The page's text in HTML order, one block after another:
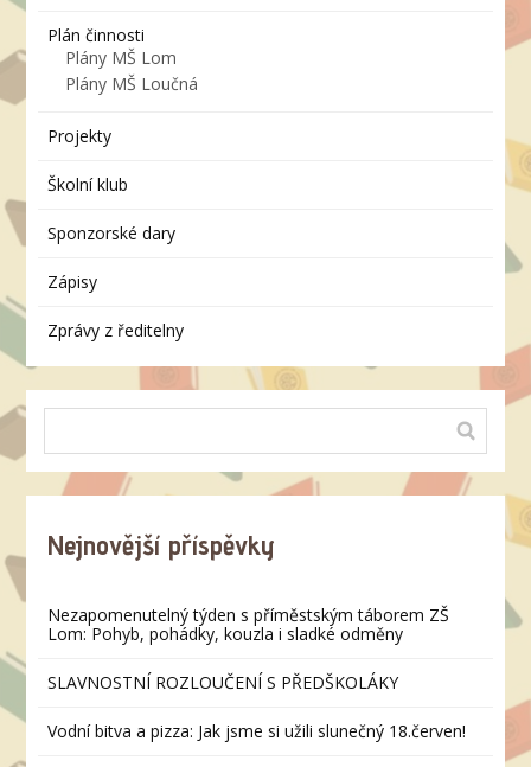
Plán činnosti
Plány MŠ Lom
Plány MŠ Loučná
Projekty
Školní klub
Sponzorské dary
Zápisy
Zprávy z ředitelny
Nejnovější příspěvky
Nezapomenutelný týden s příměstským táborem ZŠ
Lom: Pohyb, pohádky, kouzla i sladké odměny
SLAVNOSTNÍ ROZLOUČENÍ S PŘEDŠKOLÁKY
Vodní bitva a pizza: Jak jsme si užili slunečný 18.červen!